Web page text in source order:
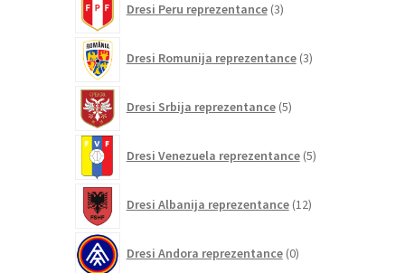
Dresi Peru reprezentance 3izdelki
Dresi Romunija reprezentance 3izdelki
Dresi Srbija reprezentance 5izdelkov
Dresi Venezuela reprezentance 5izdelkov
Dresi Albanija reprezentance 12izdelkov
Dresi Andora reprezentance 0izdelkov